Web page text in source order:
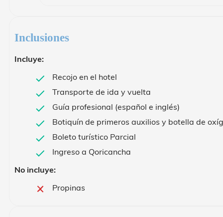
Inclusiones
Incluye:
Recojo en el hotel
Transporte de ida y vuelta
Guía profesional (español e inglés)
Botiquín de primeros auxilios y botella de
Boleto turístico Parcial
Ingreso a Qoricancha
No incluye:
Propinas